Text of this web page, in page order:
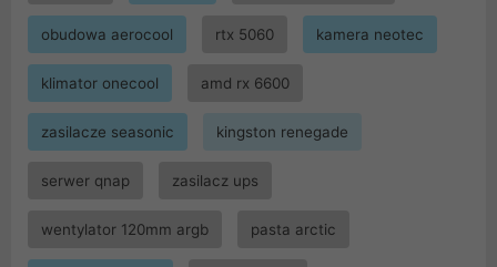
obudowa aerocool rtx 5060 kamera neotec
klimator onecool amd rx 6600
zasilacze seasonic kingston renegade
serwer qnap zasilacz ups
wentylator 120mm argb pasta arctic